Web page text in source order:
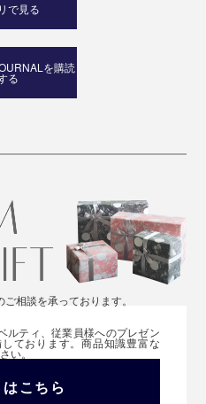
で見る
を購読
る
相談を承っております。
ルティ、従業員様へのプレゼン
ております。商品知識豊富な
い。
こちら